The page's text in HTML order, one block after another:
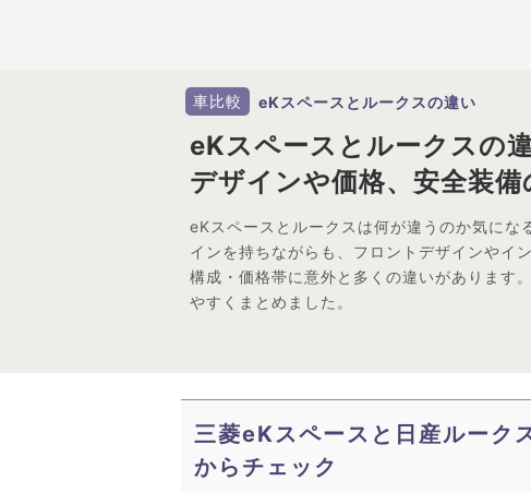
車比較 eKスペースとルークスの違い
eKスペースとルークスの
デザインや価格、安全装
eKスペースとルークスは何が違うのか気にな
インを持ちながらも、フロントデザインやイ
構成・価格帯に意外と多くの違いがあります
やすくまとめました。
三菱eKスペースと日産ルーク
からチェック